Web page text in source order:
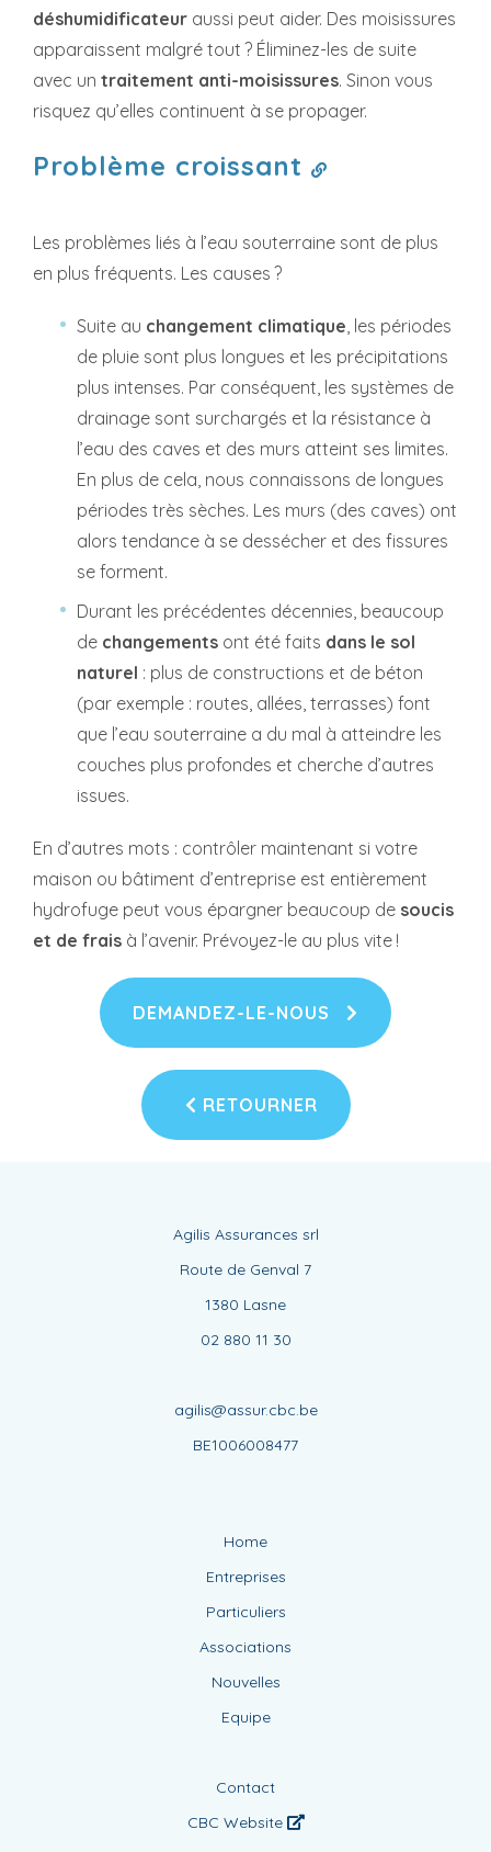
déshumidificateur aussi peut aider. Des moisissures
apparaissent malgré tout ? Éliminez-les de suite
avec un traitement anti-moisissures. Sinon vous
risquez qu’elles continuent à se propager.
Problème croissant
Les problèmes liés à l’eau souterraine sont de plus
en plus fréquents. Les causes ?
Suite au changement climatique , les périodes
de pluie sont plus longues et les précipitations
plus intenses. Par conséquent, les systèmes de
drainage sont surchargés et la résistance à
l’eau des caves et des murs atteint ses limites.
En plus de cela, nous connaissons de longues
périodes très sèches. Les murs (des caves) ont
alors tendance à se dessécher et des fissures
se forment.
Durant les précédentes décennies, beaucoup
de changements ont été faits dans le sol
naturel : plus de constructions et de béton
(par exemple : routes, allées, terrasses) font
que l’eau souterraine a du mal à atteindre les
couches plus profondes et cherche d’autres
issues.
En d’autres mots : contrôler maintenant si votre
maison ou bâtiment d’entreprise est entièrement
hydrofuge peut vous épargner beaucoup de soucis
et de frais à l’avenir. Prévoyez-le au plus vite !
DEMANDEZ-LE-NOUS
RETOURNER
Agilis Assurances srl
Route de Genval 7
1380 Lasne
02 880 11 30
agilis@assur.cbc.be
BE1006008477
Home
Entreprises
Particuliers
Associations
Nouvelles
Equipe
Contact
CBC Website